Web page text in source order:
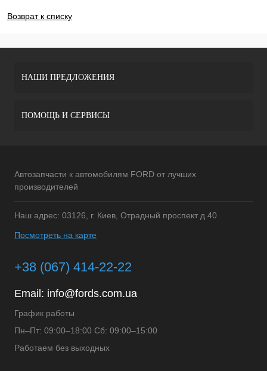
Возврат к списку
НАШИ ПРЕДЛОЖЕНИЯ
ПОМОЩЬ И СЕРВИСЫ
Автозапчасти к автомобилям FORD от лучших
производителей
Наш адрес: 03126, г. Киев, Отрадный проспект д.40
Посмотреть на карте
+38 (067) 414-22-22
Email: info@fords.com.ua
График работы
Пн–Пт: 09:00–18:00 Сб: 09:00–15:00
Работаем без выходных